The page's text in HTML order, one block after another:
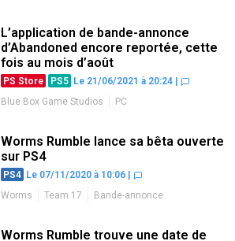
L’application de bande-annonce
d’Abandoned encore reportée, cette
fois au mois d’août
PS Store PS5 Le 21/06/2021 à 20:24
Blue Box Game Studios
PC
Worms Rumble lance sa bêta ouverte
sur PS4
PS4 Le 07/11/2020 à 10:06
Worms
Team 17
Bande-annonce
Worms Rumble trouve une date de